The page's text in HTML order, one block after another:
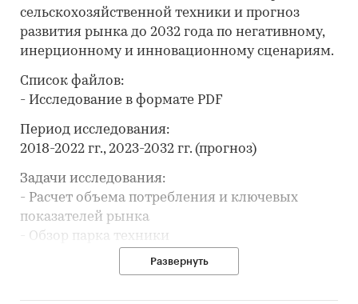
сельскохозяйственной техники и прогноз
развития рынка до 2032 года по негативному,
инерционному и инновационному сценариям.
Список файлов:
- Исследование в формате PDF
Период исследования:
2018-2022 гг., 2023-2032 гг. (прогноз)
Задачи исследования:
- Расчет объема потребления и ключевых
показателей рынка
- Обзор парка техники
- Анализ производства сельскохозяйственной
Развернуть